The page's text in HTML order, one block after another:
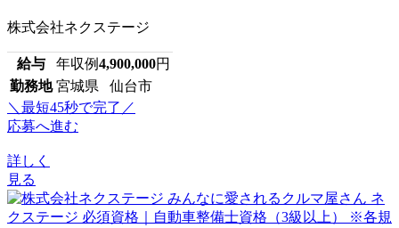
株式会社ネクステージ
給与 年収例4,900,000円
勤務地 宮城県 仙台市
＼最短45秒で完了／
応募へ進む
詳しく
見る